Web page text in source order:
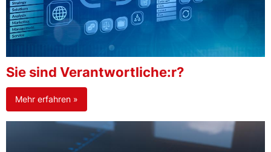
Sie sind Verantwortliche:r?
Mehr erfahren »